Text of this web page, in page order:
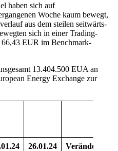
haben sich auf
Woche kaum bewegt,
aus dem steilen seitwärts-
sich in einer Trading-
EUR im Benchmark-
13.404.500 EUA an
Energy Exchange zur
26.01.24 Veränderung